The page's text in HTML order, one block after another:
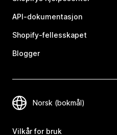
API-dokumentasjon
Shopify-fellesskapet
Blogger
Vilkår for bruk